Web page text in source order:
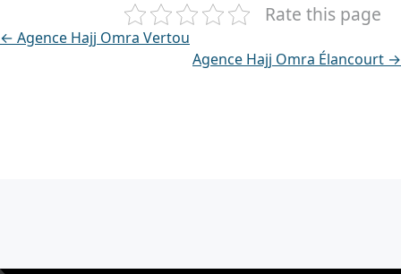
Rate this page
← Agence Hajj Omra Vertou
Agence Hajj Omra Élancourt →